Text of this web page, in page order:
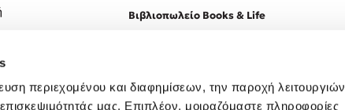
περιεχομένου και διαφημίσεων, την παροχή λειτουργιών
μας. Επιπλέον, μοιραζόμαστε πληροφορίες
Βιβλιοπωλείο Books & Life